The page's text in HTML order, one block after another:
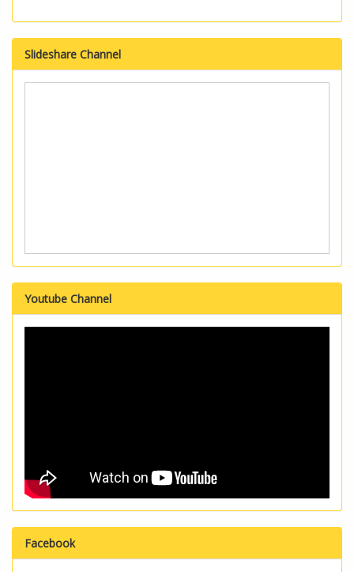
Slideshare Channel
Youtube Channel
Facebook